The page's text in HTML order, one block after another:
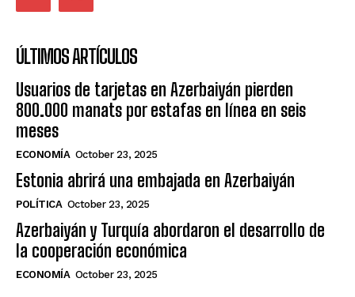
ÚLTIMOS ARTÍCULOS
Usuarios de tarjetas en Azerbaiyán pierden
800.000 manats por estafas en línea en seis
meses
ECONOMÍA October 23, 2025
Estonia abrirá una embajada en Azerbaiyán
POLÍTICA October 23, 2025
Azerbaiyán y Turquía abordaron el desarrollo de
la cooperación económica
ECONOMÍA October 23, 2025